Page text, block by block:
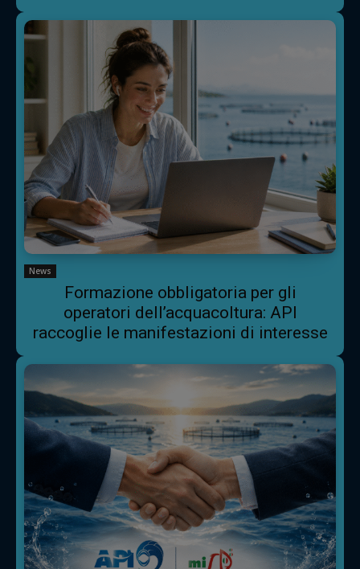
News
Formazione obbligatoria per gli
operatori dell’acquacoltura: API
raccoglie le manifestazioni di interesse